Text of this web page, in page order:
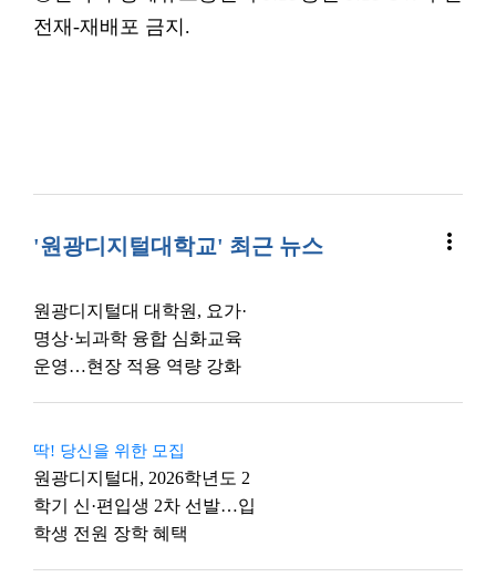
전재-재배포 금지.
'원광디지털대학교' 최근 뉴스 more_vert
원광디지털대 대학원, 요가·
명상·뇌과학 융합 심화교육
운영…현장 적용 역량 강화
딱! 당신을 위한 모집
원광디지털대, 2026학년도 2
학기 신·편입생 2차 선발…입
학생 전원 장학 혜택